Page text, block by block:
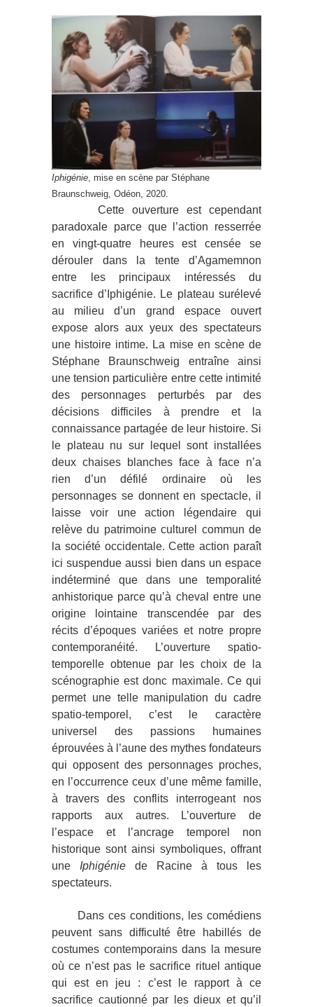
Iphigénie, mise en scène par Stéphane
Braunschweig, Odéon, 2020.
Cette ouverture est cependant
paradoxale parce que l’action resserrée
en vingt-quatre heures est censée se
dérouler dans la tente d’Agamemnon
entre les principaux intéressés du
sacrifice d’Iphigénie. Le plateau surélevé
au milieu d’un grand espace ouvert
expose alors aux yeux des spectateurs
une histoire intime. La mise en scène de
Stéphane Braunschweig entraîne ainsi
une tension particulière entre cette intimité
des personnages perturbés par des
décisions difficiles à prendre et la
connaissance partagée de leur histoire. Si
le plateau nu sur lequel sont installées
deux chaises blanches face à face n’a
rien d’un défilé ordinaire où les
personnages se donnent en spectacle, il
laisse voir une action légendaire qui
relève du patrimoine culturel commun de
la société occidentale. Cette action paraît
ici suspendue aussi bien dans un espace
indéterminé que dans une temporalité
anhistorique parce qu’à cheval entre une
origine lointaine transcendée par des
récits d’époques variées et notre propre
contemporanéité. L’ouverture spatio-
temporelle obtenue par les choix de la
scénographie est donc maximale. Ce qui
permet une telle manipulation du cadre
spatio-temporel, c’est le caractère
universel des passions humaines
éprouvées à l’aune des mythes fondateurs
qui opposent des personnages proches,
en l’occurrence ceux d’une même famille,
à travers des conflits interrogeant nos
rapports aux autres. L’ouverture de
l’espace et l’ancrage temporel non
historique sont ainsi symboliques, offrant
une Iphigénie de Racine à tous les
spectateurs.
Dans ces conditions, les comédiens
peuvent sans difficulté être habillés de
costumes contemporains dans la mesure
où ce n’est pas le sacrifice rituel antique
qui est en jeu : c’est le rapport à ce
sacrifice cautionné par les dieux et qu’il